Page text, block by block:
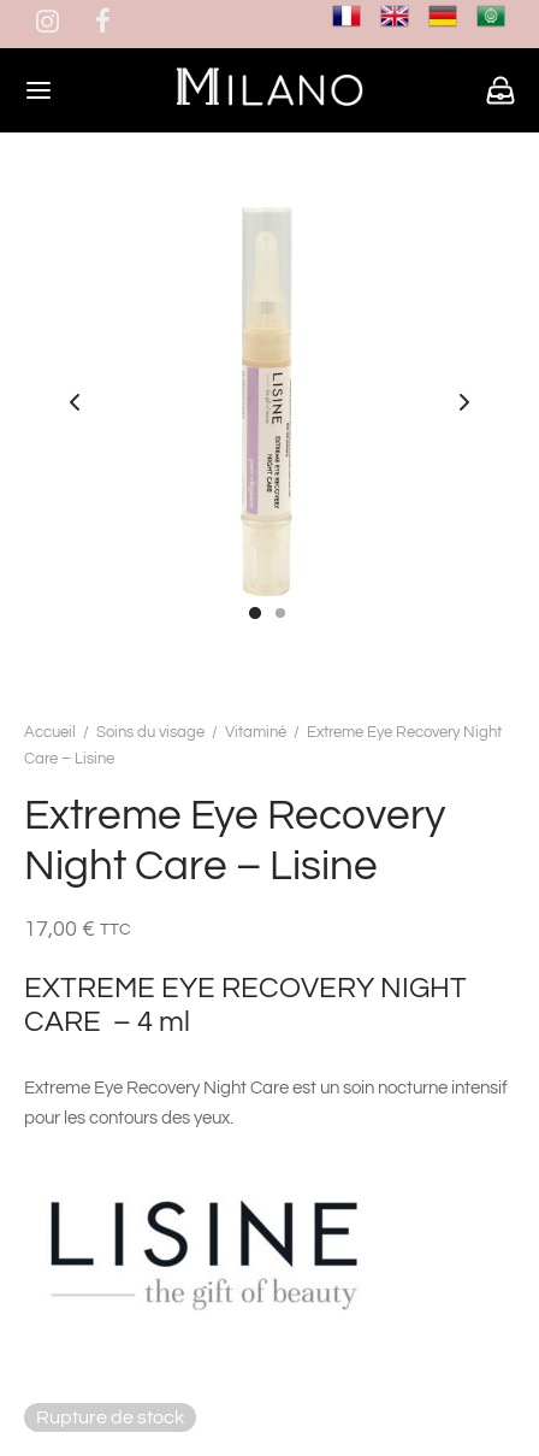
Accueil / Soins du visage / Vitaminé /
Extreme Eye Recovery Night
Care – Lisine
Extreme Eye Recovery
Night Care – Lisine
17,00 € TTC
EXTREME EYE RECOVERY NIGHT
CARE – 4 ml
Extreme Eye Recovery Night Care est un soin nocturne intensif
pour les contours des yeux.
Rupture de stock